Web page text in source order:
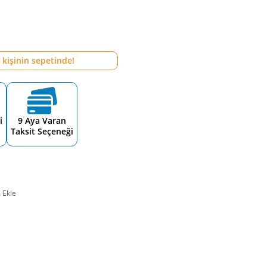
kişinin sepetinde!
9 Aya Varan
Taksit Seçeneği